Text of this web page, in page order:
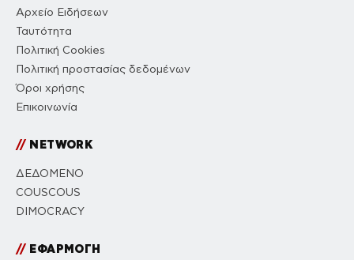
Αρχείο Ειδήσεων
Ταυτότητα
Πολιτική Cookies
Πολιτική προστασίας δεδομένων
Όροι χρήσης
Επικοινωνία
//NETWORK
ΔΕΔΟΜΕΝΟ
COUSCOUS
DIMOCRACY
//ΕΦΑΡΜΟΓΗ